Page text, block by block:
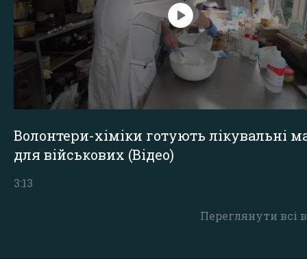
Переглянути всі
Волонтери-хіміки готують лікувальні
для військових (Відео)
3:13